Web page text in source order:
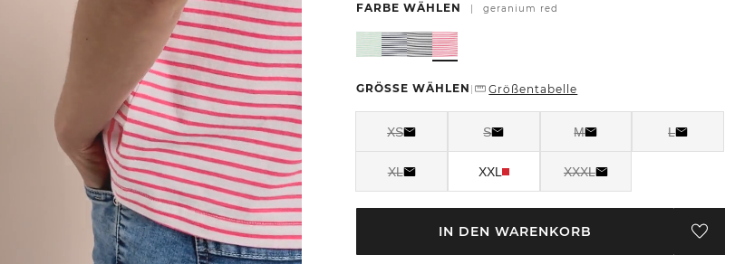
FARBE WÄHLEN | geranium red
GRÖSSE WÄHLEN | Größentabelle
XS S M L
XL XXL XXXL
IN DEN WARENKORB